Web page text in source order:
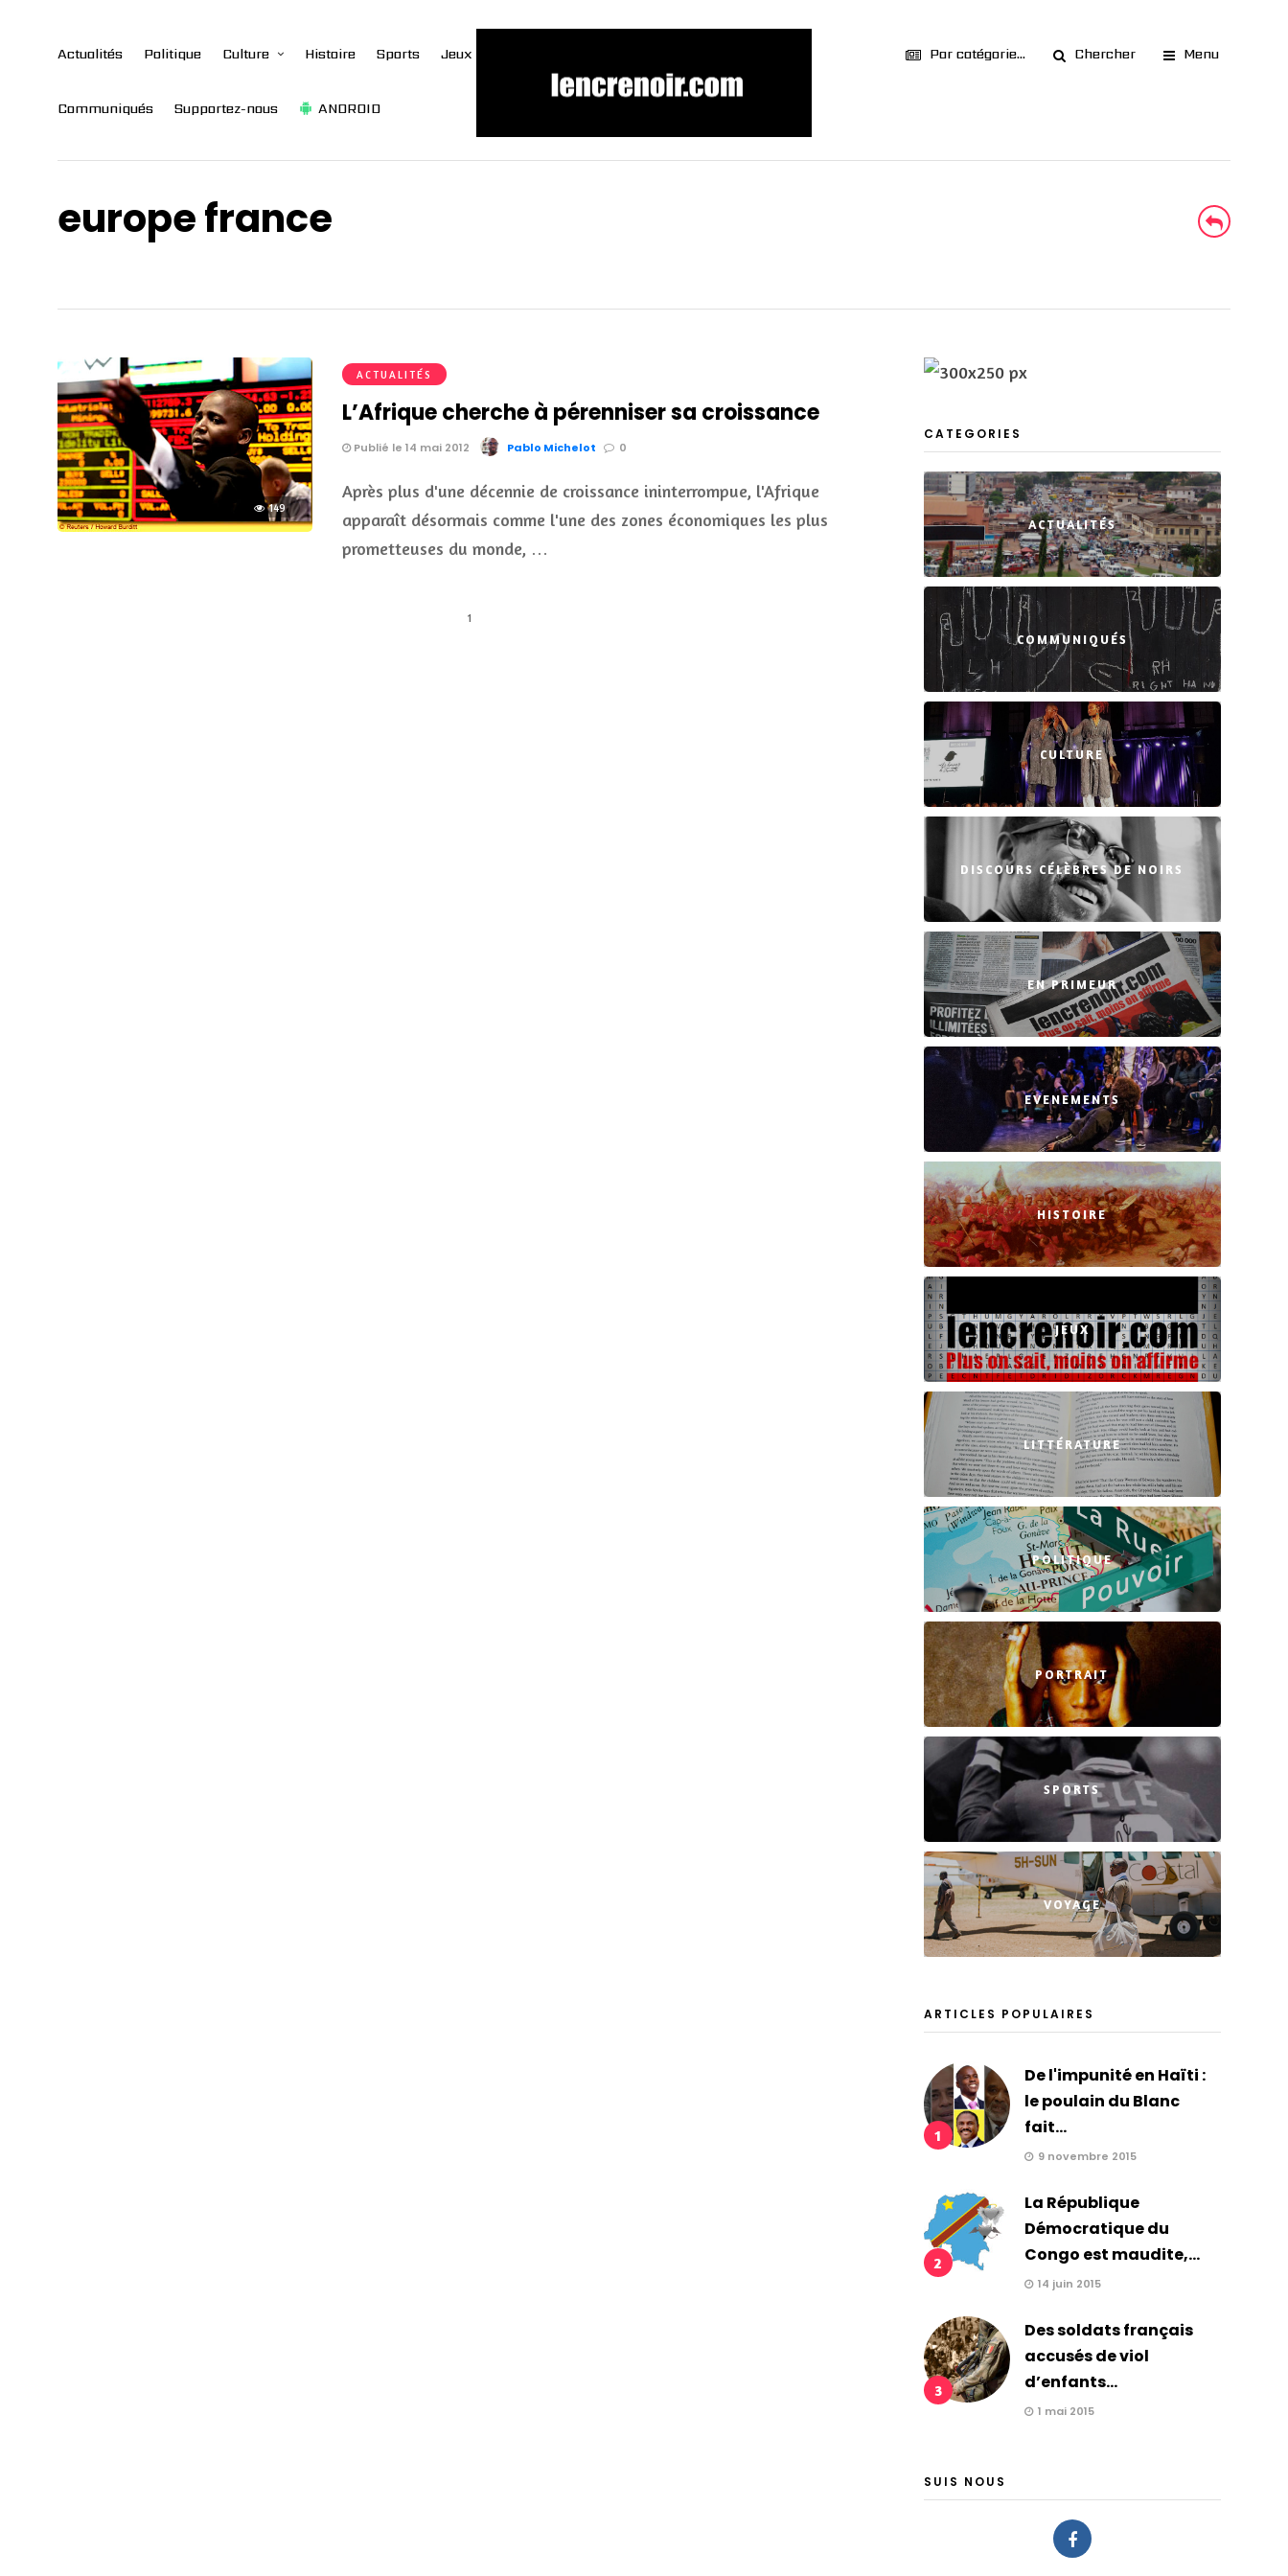
Actualités Politique Culture Histoire Sports Jeux
Communiqués Supportez-nous ANDROID
Par catégorie... Chercher Menu
europe france
149
ACTUALITÉS
L’Afrique cherche à pérenniser sa croissance
Publié le 14 mai 2012 Pablo Michelot 0
Après plus d'une décennie de croissance ininterrompue, l'Afrique
apparaît désormais comme l'une des zones économiques les plus
prometteuses du monde, …
1
CATEGORIES
ACTUALITÉS
COMMUNIQUÉS
CULTURE
DISCOURS CÉLÈBRES DE NOIRS
EN PRIMEUR
EVENEMENTS
HISTOIRE
JEUX
LITTÉRATURE
POLITIQUE
PORTRAIT
SPORTS
VOYAGE
ARTICLES POPULAIRES
1
De l'impunité en Haïti :
le poulain du Blanc
fait...
9 novembre 2015
2
La République
Démocratique du
Congo est maudite,...
14 juin 2015
3
Des soldats français
accusés de viol
d’enfants...
1 mai 2015
SUIS NOUS